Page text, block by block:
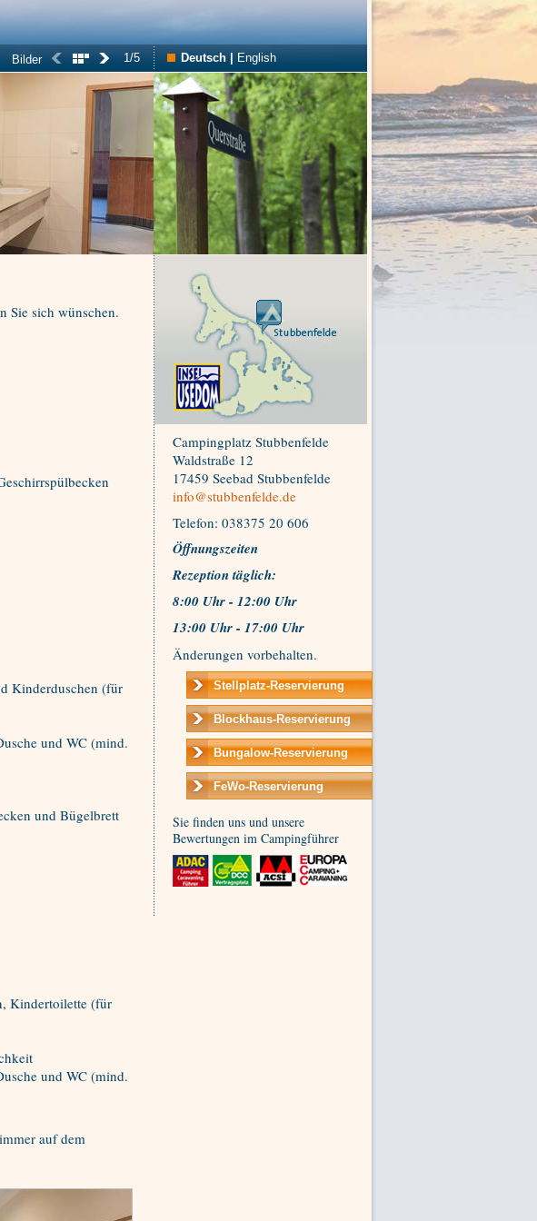
Deutsch English
1/5
Bilder
Campingplatz Stubbenfelde
Waldstraße 12
17459 Seebad Stubbenfelde
info@stubbenfelde.de
Telefon: 038375 20 606
Öffnungszeiten
Rezeption täglich:
8:00 Uhr - 12:00 Uhr
13:00 Uhr - 17:00 Uhr
Änderungen vorbehalten.
Sie finden uns und unsere
Bewertungen im Campingführer
Sie sich wünschen.
Kinderduschen (für
und WC (mind.
und Bügelbrett
Kindertoilette (für
und WC (mind.
auf dem